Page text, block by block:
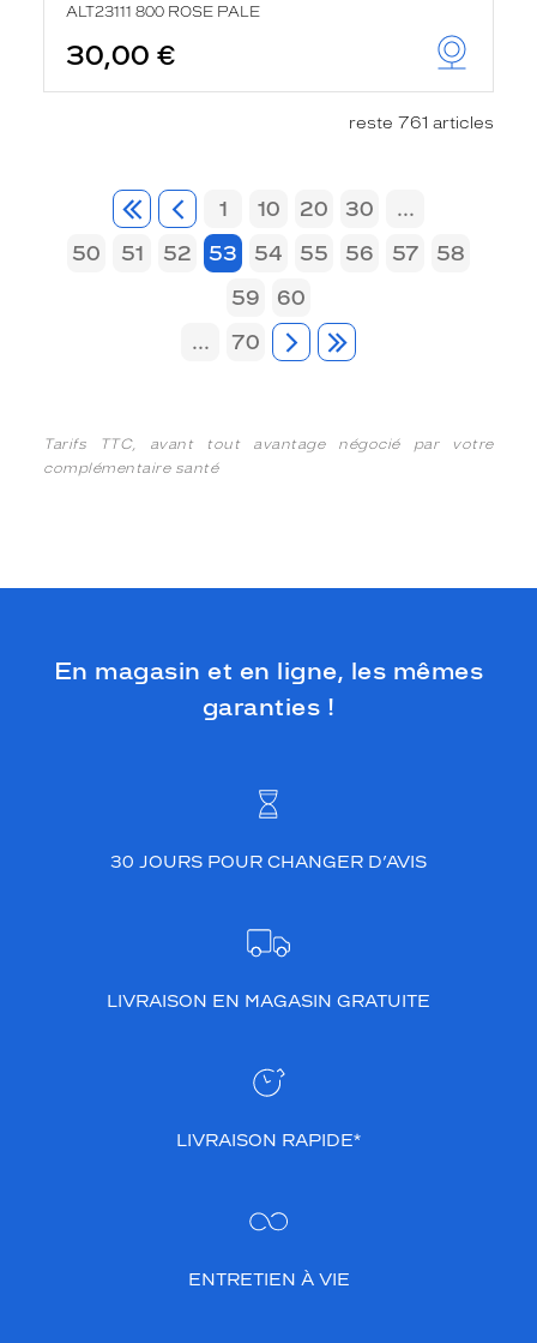
ALT23111 800 ROSE PALE
30,00 €
reste 761 articles
1 10 20 30
...
50
51 52 53 54 55 56 57
58
59
60
...
70
Tarifs TTC, avant tout avantage négocié par votre
complémentaire santé
En magasin et en ligne, les mêmes
garanties !
30 JOURS POUR CHANGER D’AVIS
LIVRAISON EN MAGASIN GRATUITE
LIVRAISON RAPIDE*
ENTRETIEN À VIE